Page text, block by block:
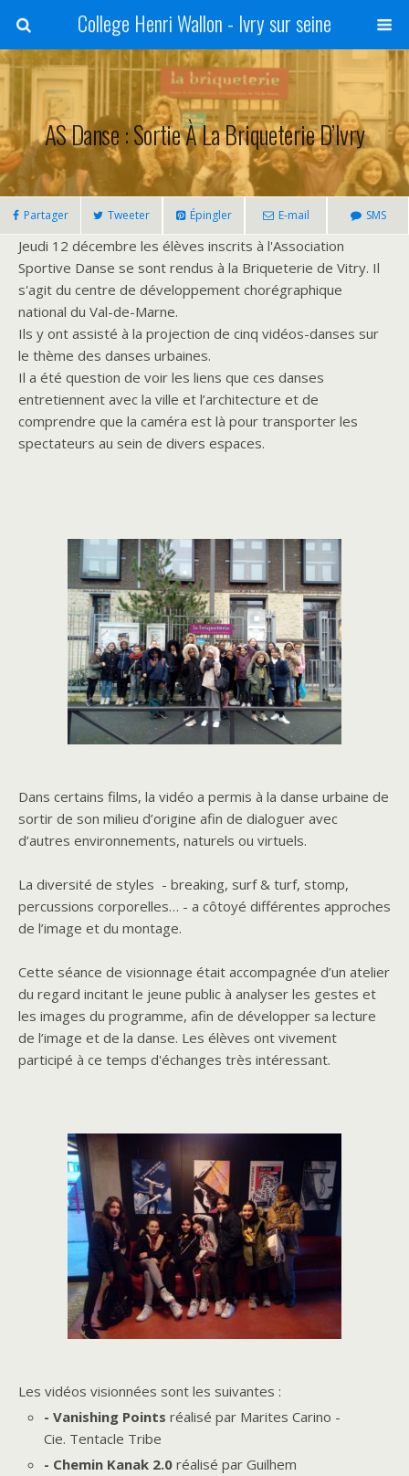
College Henri Wallon - Ivry sur seine
AS Danse : Sortie À La Briqueterie D’Ivry
Partager Tweeter Épingler E-mail SMS
Jeudi 12 décembre les élèves inscrits à l'Association
Sportive Danse se sont rendus à la Briqueterie de Vitry. Il
s'agit du centre de développement chorégraphique
national du Val-de-Marne.
Ils y ont assisté à la projection de cinq vidéos-danses sur
le thème des danses urbaines.
Il a été question de voir les liens que ces danses
entretiennent avec la ville et l’architecture et de
comprendre que la caméra est là pour transporter les
spectateurs au sein de divers espaces.
Dans certains films, la vidéo a permis à la danse urbaine de
sortir de son milieu d’origine afin de dialoguer avec
d’autres environnements, naturels ou virtuels.
La diversité de styles - breaking, surf & turf, stomp,
percussions corporelles… - a côtoyé différentes approches
de l’image et du montage.
Cette séance de visionnage était accompagnée d’un atelier
du regard incitant le jeune public à analyser les gestes et
les images du programme, afin de développer sa lecture
de l’image et de la danse. Les élèves ont vivement
participé à ce temps d'échanges très intéressant.
Les vidéos visionnées sont les suivantes :
- Vanishing Points réalisé par Marites Carino -
Cie. Tentacle Tribe
- Chemin Kanak 2.0réalisé par Guilhem